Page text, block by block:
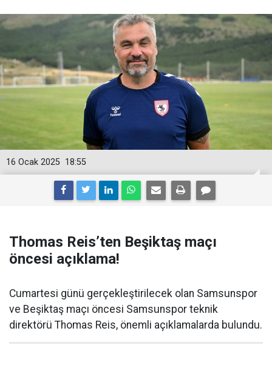
18:55
16 Ocak 2025
Thomas Reis’ten Beşiktaş maçı
öncesi açıklama!
Cumartesi günü gerçekleştirilecek olan Samsunspor
ve Beşiktaş maçı öncesi Samsunspor teknik
direktörü Thomas Reis, önemli açıklamalarda bulundu.